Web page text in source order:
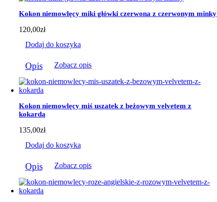
można
wybrać
na
stronie
Kokon niemowlęcy miki główki czerwona z czerwonym minky
120,00zł
Dodaj do koszyka
Opis Zobacz opis
Kokon niemowlęcy miś uszatek z beżowym velvetem z
kokardą
135,00zł
Dodaj do koszyka
Opis Zobacz opis